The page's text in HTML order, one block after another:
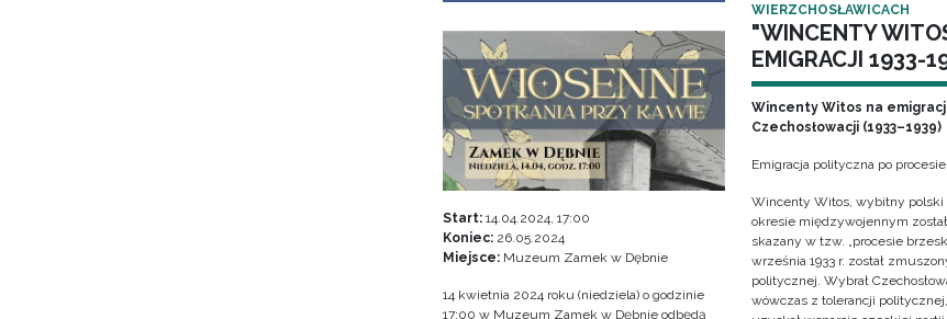
Start: 14.04.2024, 17:00
Koniec: 26.05.2024
Miejsce: Muzeum Zamek w Dębnie
14 kwietnia 2024 roku (niedziela) o godzinie
17:00 w Muzeum Zamek w Dębnie odbędą
WIERZCHOSŁAWICACH
"WINCENTY
EMIGRACJI 1933-
Wincenty Witos na
Czechosłowacji (1933–1939)
Emigracja polityczna po
Wincenty Witos, wybitny polski
okresie międzywojennym
skazany w tzw. „procesie
września 1933 r. został
politycznej. Wybrał
wówczas z tolerancji